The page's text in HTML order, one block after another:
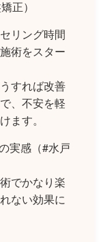
正）
リング時間
術をスター
すれば改善
、不安を軽
ます。
実感（#水戸
でかなり楽
ない効果に